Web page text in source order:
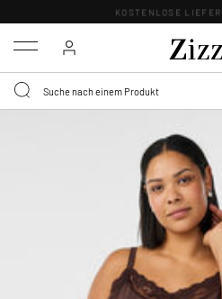
KOSTENLOSE
Menu